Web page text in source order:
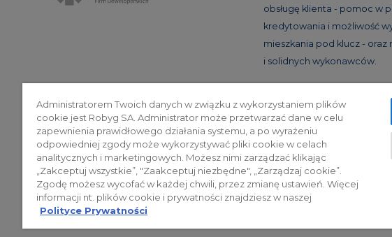
obsługę klienta - pomoc w
kredytowania i możliwość
mieszkania pod klucz - oraz
i solidnych wykonawców.
Polityka
© 2026 ROBYG. Wszystkie prawa zastrzeżone.
mogą być traktowane jako ostateczne projekty
Administratorem Twoich danych w związku z wykorzystaniem plików
cookie jest Robyg SA. Administrator może przetwarzać dane w celu
zapewnienia prawidłowego działania systemu, a po wyrażeniu
odpowiedniej zgody może wykorzystywać pliki cookie w celach
analitycznych i marketingowych. Możesz nimi zarządzać klikając
„Zakceptuj wszystkie”, "Zaakceptuj niezbędne", „Zarządzaj cookie”.
Zgodę możesz wycofać w każdej chwili, przez zmianę ustawień. Więcej
informacji nt. plików cookie i prywatności znajdziesz w naszej
Polityce Prywatności